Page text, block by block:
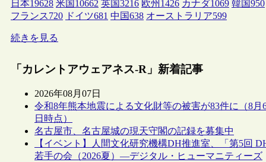
日本19628 米国 10662 英国3216 欧州 1426 カナダ1069 韓国950
フランス720 ドイツ681 中国638 オーストラリア599
続きを見る
「カレントアウェアネス-R」新着記事
2026年08月07日
令和8年熊本地震による文化財等の被害が83件に（8月
日時点）
名古屋市、名古屋城の現天守閣の記録を募集中
【イベント】人間文化研究機構DH推進室、「第5回
若手の会（2026夏）―デジタル・ヒューマニティーズ